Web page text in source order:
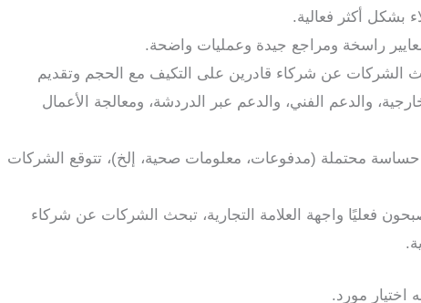
بشكل أكثر فعالية.
راسخة ومراجع جيدة وعمليات واضحة.
الشركات عن شركاء قادرين على التكيف مع الحجم وتقديم
والدعم الفني، والدعم عبر الدردشة، ومعالجة الأعمال
حساسة محتملة (مدفوعات، معلومات صحية، إلخ)، تتوقع الشركات
فعليًا واجهة العلامة التجارية، تبحث الشركات عن شركاء
اختيار مورد.